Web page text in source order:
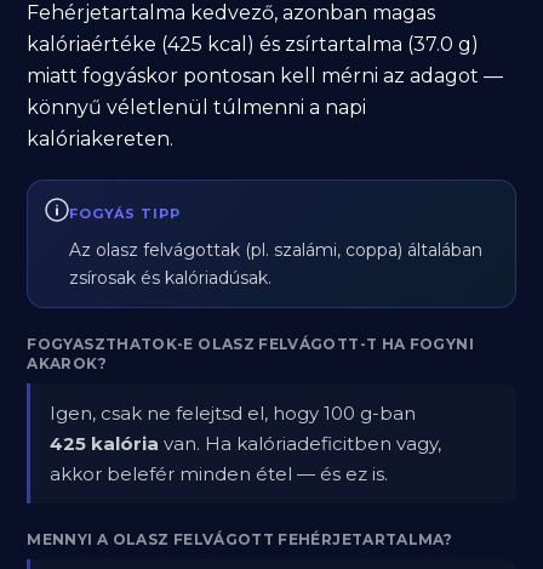
Fehérjetartalma kedvező, azonban magas
kalóriaértéke (425 kcal) és zsírtartalma (37.0 g)
miatt fogyáskor pontosan kell mérni az adagot —
könnyű véletlenül túlmenni a napi
kalóriakereten.
FOGYÁS TIPP
Az olasz felvágottak (pl. szalámi, coppa) általában
zsírosak és kalóriadúsak.
FOGYASZTHATOK-E OLASZ FELVÁGOTT-T HA FOGYNI
AKAROK?
Igen, csak ne felejtsd el, hogy 100 g-ban
425 kalória van. Ha kalóriadeficitben vagy,
akkor belefér minden étel — és ez is.
MENNYI A OLASZ FELVÁGOTT FEHÉRJETARTALMA?